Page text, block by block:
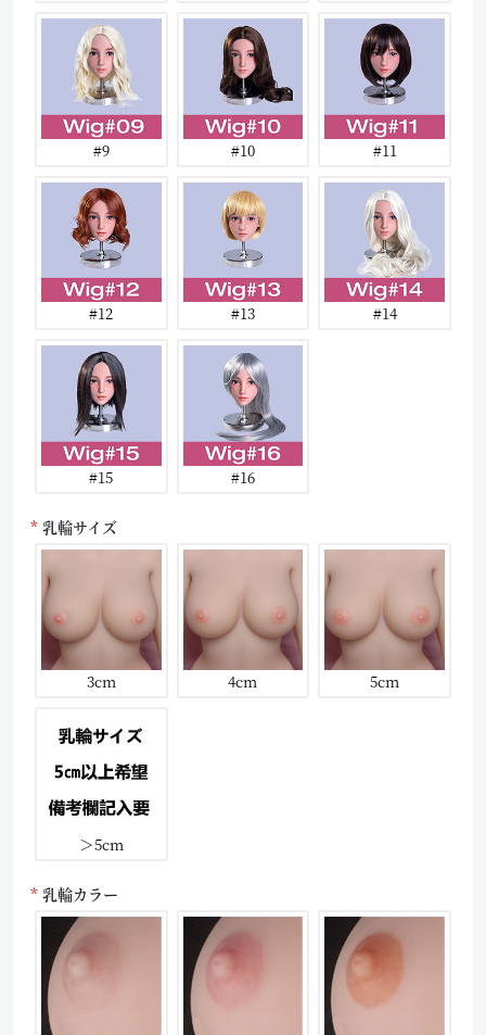
#9 #10 #11
#12 #13 #14
#15 #16
乳輪サイズ
3cm 4cm 5cm
＞5cm
乳輪カラー